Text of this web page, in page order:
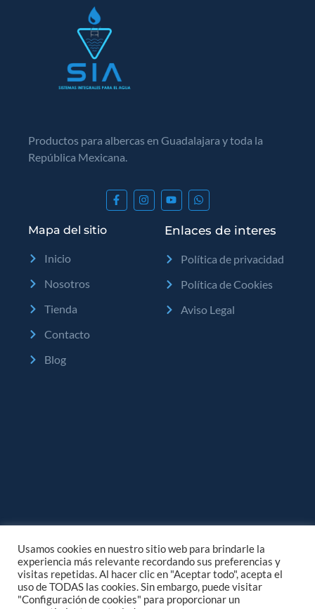
Productos para albercas en Guadalajara y toda la
República Mexicana.
Mapa del sitio
Inicio
Nosotros
Tienda
Contacto
Blog
Enlaces de interes
Política de privacidad
Política de Cookies
Aviso Legal
Usamos cookies en nuestro sitio web para brindarle la
experiencia más relevante recordando sus preferencias y
visitas repetidas. Al hacer clic en "Aceptar todo", acepta el
uso de TODAS las cookies. Sin embargo, puede visitar
"Configuración de cookies" para proporcionar un